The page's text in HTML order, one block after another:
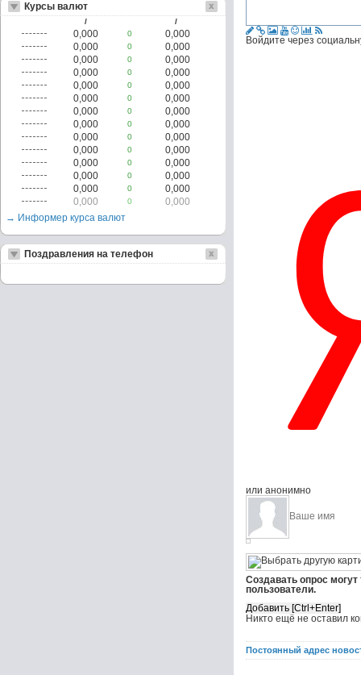
Войдите через
или анонимно
Создавать опрос
пользователи.
Никто ещё не оставил
Постоянный адрес
Курсы валют
/ /
0,000 0
0,000
0,000
0
0,000
0,000
0
0,000
0,000
0
0,000
0,000
0
0,000
0,000
0
0,000
0,000
0
0,000
0,000
0
0,000
0,000
0
0,000
0,000
0
0,000
0,000
0
0,000
0,000
0
0,000
0,000
0
0,000
0,000
0
0,000
→ Информер курса валют
Поздравления на телефон